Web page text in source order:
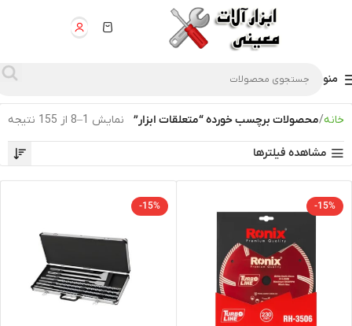
منو
خانه محصولات برچسب خورده “متعلقات ابزار” نمایش 1–8 از 155 نتیجه
مشاهده فیلترها
-15%
-15%